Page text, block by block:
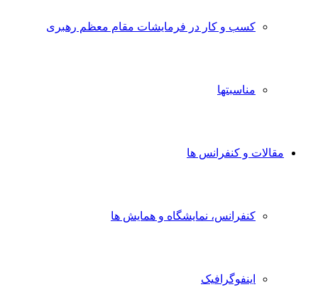
کسب و کار در فرمایشات مقام معظم رهبری
مناسبتها
مقالات و کنفرانس ها
کنفرانس، نمایشگاه و همایش ها
اینفوگرافیک